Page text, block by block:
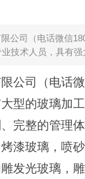
公司（电话微信
技术人员，具有
公司（电话
型的玻璃加
完整的管理
漆玻璃，喷
发光玻璃，